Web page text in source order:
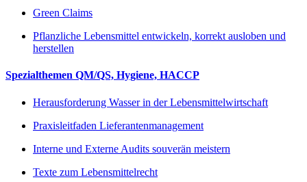
Green Claims
Pflanzliche Lebensmittel entwickeln, korrekt ausloben und
herstellen
Spezialthemen QM/QS, Hygiene, HACCP
Herausforderung Wasser in der Lebensmittelwirtschaft
Praxisleitfaden Lieferantenmanagement
Interne und Externe Audits souverän meistern
Texte zum Lebensmittelrecht